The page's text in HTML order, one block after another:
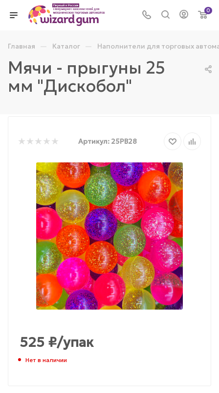
0
Главная — Каталог — Наполнители для торговых
Мячи - прыгуны 25
мм "Дискобол"
Артикул: 25PB28
525 ₽/упак
Нет в наличии